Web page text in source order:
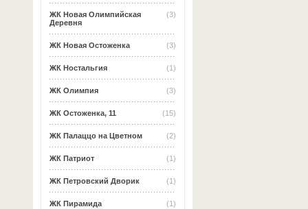
(3)
ЖК Новая Олимпийская
Деревня
(3)
ЖК Новая Остоженка
(1)
ЖК Ностальгия
(3)
ЖК Олимпия
(15)
ЖК Остоженка, 11
(2)
ЖК Палаццо на Цветном
(1)
ЖК Патриот
(1)
ЖК Петровский Дворик
(1)
ЖК Пирамида